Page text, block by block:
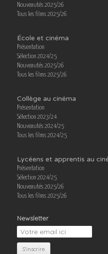
Nouveautés 2025/26
Tous les films 2025/26
École et cinéma
Présentation
Sélection 2024/25
Nouveautés 2025/26
Tous les films 2025/26
Collège au cinéma
Présentation
Sélection 2023/24
Nouveautés 2024/25
Tous les films 2024/25
Lycéens et apprentis au
Présentation
Sélection 2024/25
Nouveautés 2025/26
Tous les films 2025/26
Newsletter